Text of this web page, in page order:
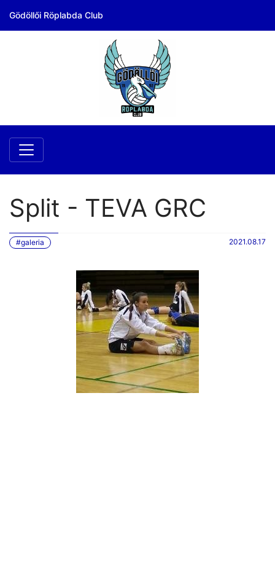
Gödöllői Röplabda Club
Split - TEVA GRC
#galeria 2021.08.17